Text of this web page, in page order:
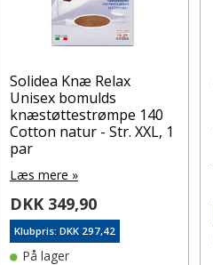
Solidea Knæ Relax
Unisex bomulds
knæstøttestrømpe 140
Cotton natur - Str. XXL, 1
par
Læs mere »
DKK 349,90
Klubpris: DKK 297,42
På lager